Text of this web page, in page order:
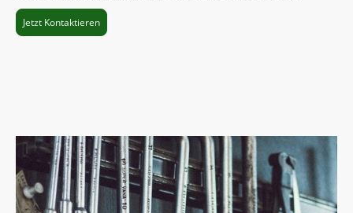
Jetzt Kontaktieren